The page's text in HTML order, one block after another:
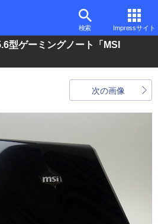
検索 Impressサイト
型ゲーミングノート「MSI
次の画像